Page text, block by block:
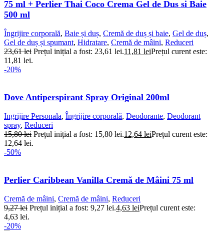
75 ml + Perlier Thai Coco Crema Gel de Dus si Baie
500 ml
Îngrijire corporală, Baie și duș, Cremă de duș și baie, Gel de duș,
Gel de duș și spumant, Hidratare, Cremă de mâini, Reduceri
23,61lei Prețul inițial a fost: 23,61 lei.11,81 leiPrețul curent este:
11,81 lei.
-20%
Dove Antiperspirant Spray Original 200ml
Ingrijire Personala, Îngrijire corporală, Deodorante, Deodorant
spray, Reduceri
15,80lei Prețul inițial a fost: 15,80 lei.12,64 leiPrețul curent este:
12,64 lei.
-50%
Perlier Caribbean Vanilla Cremă de Mâini 75 ml
Cremă de mâini, Cremă de mâini, Reduceri
9,27lei Prețul inițial a fost: 9,27 lei.4,63 leiPrețul curent este:
4,63 lei.
-20%